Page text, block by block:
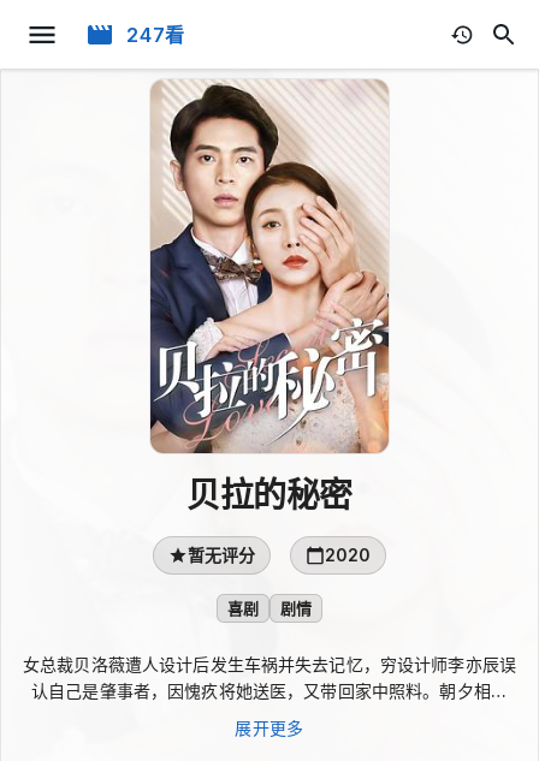
247看
贝拉的秘密
暂无评分 2020
喜剧 剧情
女总裁贝洛薇遭人设计后发生车祸并失去记忆，穷设计师李亦辰误
认自己是肇事者，因愧疚将她送医，又带回家中照料。朝夕相处
间，两人逐渐产生感情。可随着贝洛薇的妹妹贝悠悠不断寻找，她
的记忆也一点点苏醒，原本靠近的两人被迫分开。真实身份能否重
展开更多